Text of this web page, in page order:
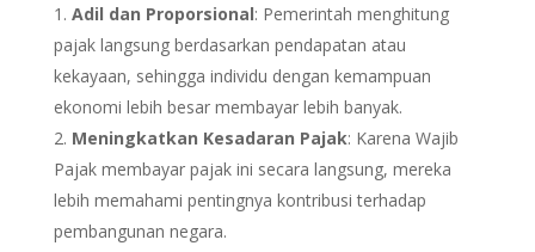
Adil dan Proporsional: Pemerintah menghitung
pajak langsung berdasarkan pendapatan atau
kekayaan, sehingga individu dengan kemampuan
ekonomi lebih besar membayar lebih banyak.
Meningkatkan Kesadaran Pajak: Karena Wajib
Pajak membayar pajak ini secara langsung, mereka
lebih memahami pentingnya kontribusi terhadap
pembangunan negara.